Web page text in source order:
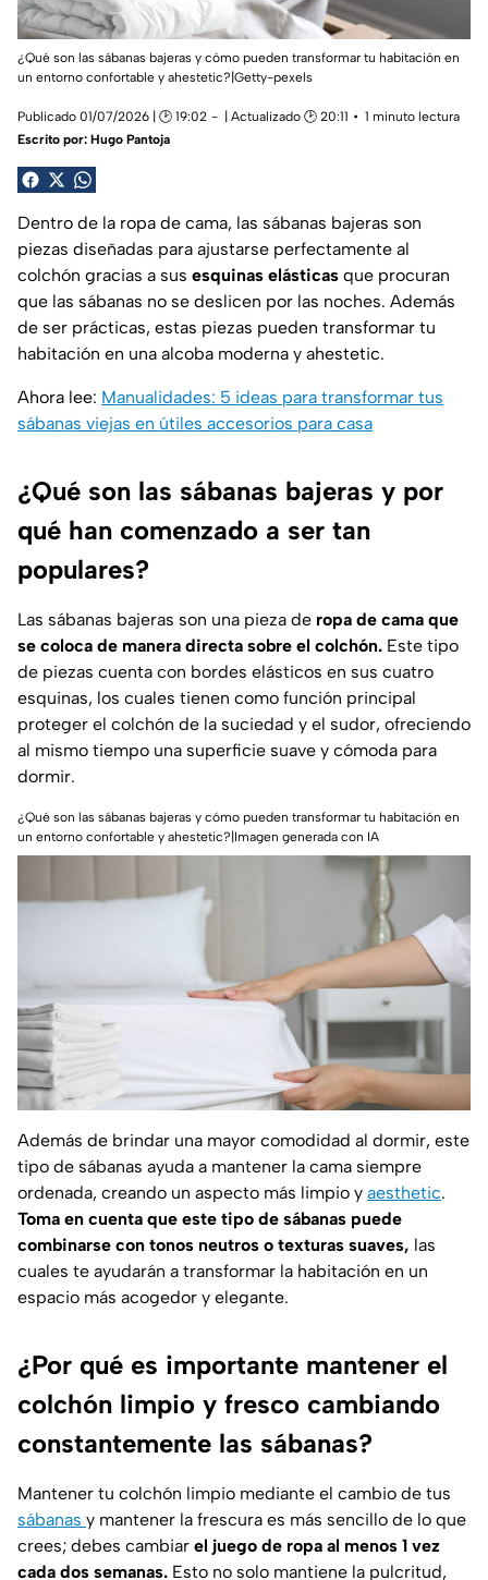
¿Qué son las sábanas bajeras y cómo pueden transformar tu habitación en
un entorno confortable y ahestetic?|Getty-pexels
Publicado 01/07/2026 | 🕑 19:02 | Actualizado 🕑 20:11
1 minuto lectura
Escrito por: Hugo Pantoja
Dentro de la ropa de cama, las sábanas bajeras son
piezas diseñadas para ajustarse perfectamente al
colchón gracias a sus esquinas elásticas que procuran
que las sábanas no se deslicen por las noches. Además
de ser prácticas, estas piezas pueden transformar tu
habitación en una alcoba moderna y ahestetic.
Ahora lee: Manualidades: 5 ideas para transformar tus
sábanas viejas en útiles accesorios para casa
¿Qué son las sábanas bajeras y por
qué han comenzado a ser tan
populares?
Las sábanas bajeras son una pieza de ropa de cama que
se coloca de manera directa sobre el colchón. Este tipo
de piezas cuenta con bordes elásticos en sus cuatro
esquinas, los cuales tienen como función principal
proteger el colchón de la suciedad y el sudor, ofreciendo
al mismo tiempo una superficie suave y cómoda para
dormir.
¿Qué son las sábanas bajeras y cómo pueden transformar tu habitación en
un entorno confortable y ahestetic?|Imagen generada con IA
Además de brindar una mayor comodidad al dormir, este
tipo de sábanas ayuda a mantener la cama siempre
ordenada, creando un aspecto más limpio y aesthetic.
Toma en cuenta que este tipo de sábanas puede
combinarse con tonos neutros o texturas suaves, las
cuales te ayudarán a transformar la habitación en un
espacio más acogedor y elegante.
¿Por qué es importante mantener el
colchón limpio y fresco cambiando
constantemente las sábanas?
Mantener tu colchón limpio mediante el cambio de tus
sábanas y mantener la frescura es más sencillo de lo que
crees; debes cambiar el juego de ropa al menos 1 vez
cada dos semanas. Esto no solo mantiene la pulcritud,